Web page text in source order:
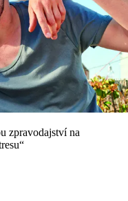
zpravodajství na